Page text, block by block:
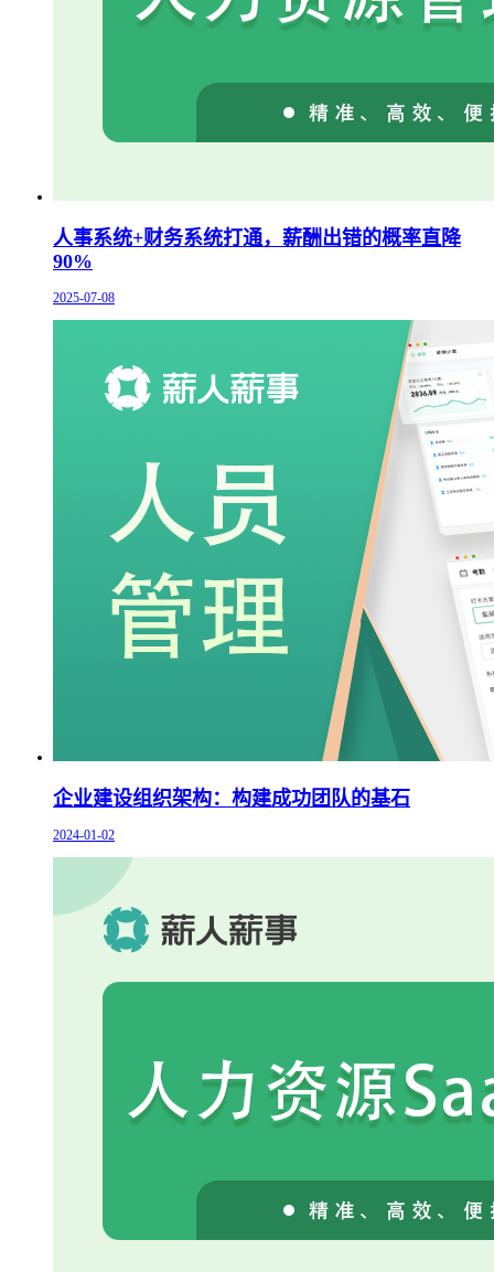
人事系统+财务系统打通，薪酬出错的概率直降
90%
2025-07-08
企业建设组织架构：构建成功团队的基石
2024-01-02